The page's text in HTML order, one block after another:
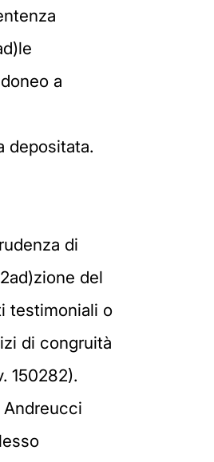
a
depositata.
di
del
testimoniali o
di congruità
150282).